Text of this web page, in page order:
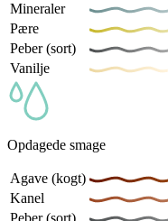
Mineraler
Pære
Peber (sort)
Vanilje
Opdagede smage
Agave (kogt)
Kanel